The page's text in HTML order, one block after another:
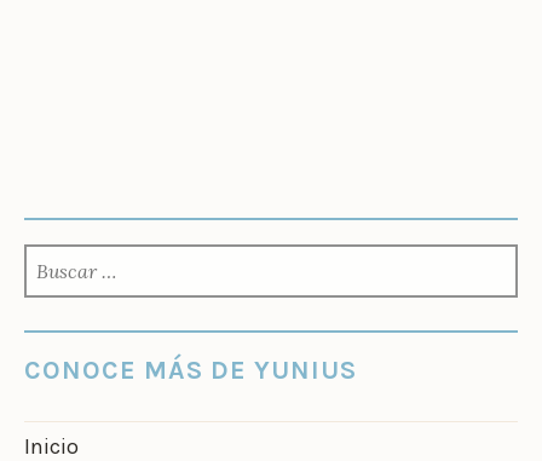
CONOCE MÁS DE YUNIUS
Inicio